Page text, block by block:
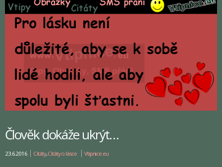
Člověk dokáže ukrýt…
23.6.2016 Citáty,Citáty o lásce Vtipnice.eu